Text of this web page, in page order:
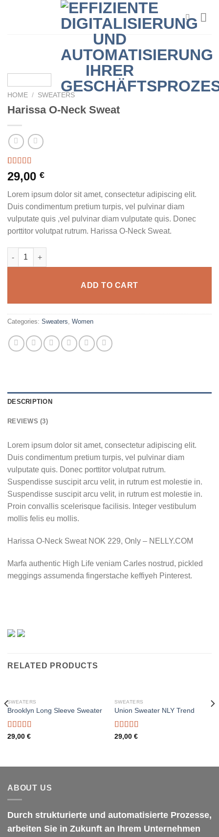
HOME / SWEATERS
Harissa O-Neck Sweat
Rated
4.00out
based on
3
customer
ratings
29,00 €
Lorem ipsum dolor sit amet, consectetur adipiscing elit.
Duis condimentum pretium turpis, vel pulvinar diam
vulputate quis ,vel pulvinar diam vulputate quis. Donec
porttitor volutpat rutrum. Harissa O-Neck Sweat.
Harissa O-Neck Sweat quantity
ADD TO CART
Categories: Sweaters, Women
DESCRIPTION
REVIEWS (3)
Lorem ipsum dolor sit amet, consectetur adipiscing elit.
Duis condimentum pretium turpis, vel pulvinar diam
vulputate quis. Donec porttitor volutpat rutrum.
Suspendisse suscipit arcu velit, in rutrum est molestie in.
Suspendisse suscipit arcu velit, in rutrum est molestie in.
Proin convallis scelerisque facilisis. Integer vestibulum
mollis felis eu mollis.
Harissa O-Neck Sweat NOK 229, Only – NELLY.COM
Marfa authentic High Life veniam Carles nostrud, pickled
meggings assumenda fingerstache keffiyeh Pinterest.
RELATED PRODUCTS
SWEATERS
Brooklyn Long Sleeve Sweater
Rated
29,00 €
SWEATERS
Union Sweater NLY Trend
Rated
29,00 €
ABOUT US
Durch strukturierte und automatisierte Prozesse,
arbeiten Sie in Zukunft an Ihrem Unternehmen